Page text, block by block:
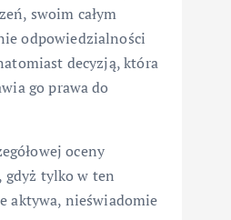
swoim całym
odpowiedzialności
decyzją, która
go prawa do
oceny
gdyż tylko w ten
aktywa, nieświadomie